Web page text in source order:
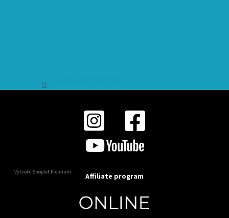
Vytvořil Shoptet Premium Affiliate program